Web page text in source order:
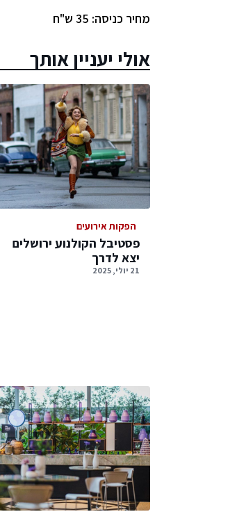
מחיר כניסה: 35 ש"ח
אולי יעניין אותך
הפקות אירועים
פסטיבל הקולנוע ירושלים
יצא לדרך
21 יולי, 2025